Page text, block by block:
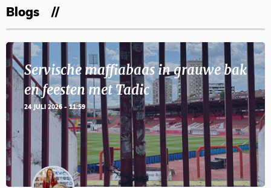
Blogs
Servische maffiabaas in grauwe bak
en feesten met Tadic
24 JULI 2026 - 11:59